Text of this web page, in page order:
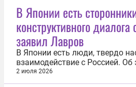
сообщением Акита — Токио
рельсах на участке между
применил...
В Японии есть
конструктивного
заявил Лавров
В Японии есть люди, твердо
взаимодействие с Россией. Об
послании по случаю открытия
Токио выставки в память о
2 июля 2026